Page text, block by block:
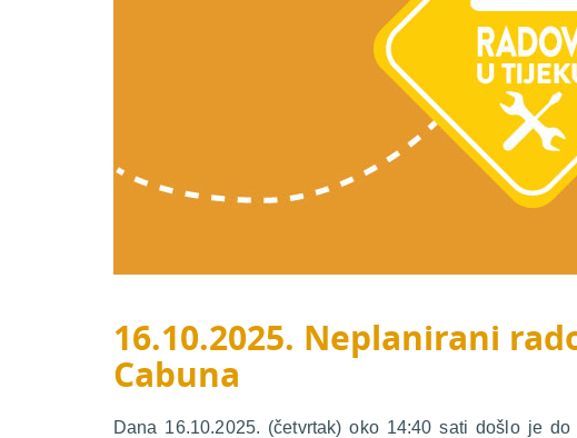
16.10.2025. Neplanirani
Cabuna
Dana 16.10.2025. (četvrtak) oko 14:40 sati došlo je